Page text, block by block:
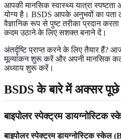
आपकी मानसिक स्वास्थ्य यात्रा
योग्य है। BSDS आपके अनुभवों का
वैज्ञानिक रूप से पुष्ट तरीका प्रदान
कदम उठाने के लिए सशक्त बनाने दें।
अंतर्दृष्टि प्राप्त करने के लिए तैयार हैं?
मूल्यांकन शुरू करेंऔर अपनी मानसिक
अध्याय शुरू करें।
BSDS के बारे में अक्सर पूछे
बाइपोलर स्पेक्ट्रम डायग्नोस्टिक
बाइपोलर स्पेक्ट्रम डायग्नोस्टिक स्केल